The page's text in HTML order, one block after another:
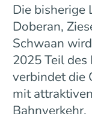
Die bisherige
Doberan,
Schwaan
2025 Teil
verbindet die
mit
Bahnverkehr.